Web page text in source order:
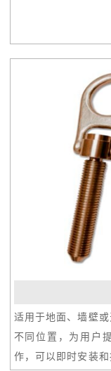
适用于地面、墙壁
不同位置，为用户
作，可以即时安装